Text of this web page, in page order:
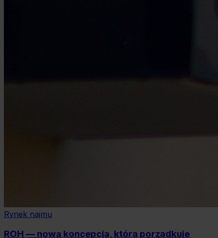
Rynek najmu
ROH — nowa koncepcja, która porządkuje